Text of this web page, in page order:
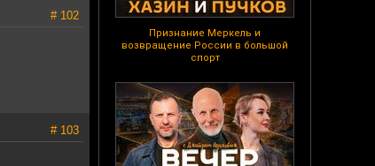
Признание Меркель и
возвращение России в большой
спорт
# 102
# 103